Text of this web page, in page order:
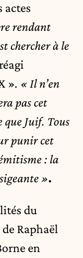
actes
rendant
chercher à le
». « Il n’en
pas cet
Juif. Tous
punir cet
: la
».
du
Raphaël
en